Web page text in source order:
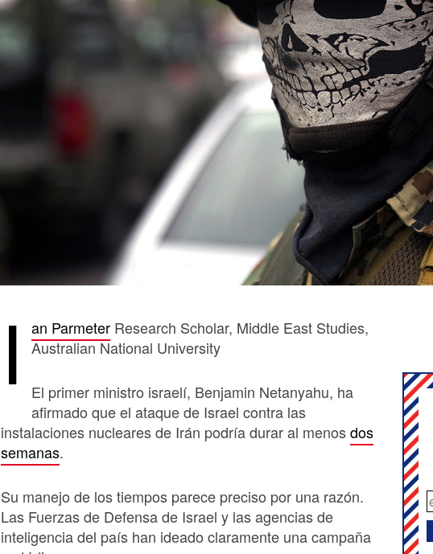
I an Parmeter Research Scholar, Middle East Studies,
Australian National University
El primer ministro israelí, Benjamin Netanyahu, ha
afirmado que el ataque de Israel contra las
instalaciones nucleares de Irán podría durar al menosdos
semanas.
Su manejo de los tiempos parece preciso por una razón.
Las Fuerzas de Defensa de Israel y las agencias de
inteligencia del país han ideado claramente una campaña